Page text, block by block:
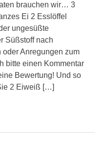
brauchen wir… 3
Ei 2 Esslöffel
ungesüßte
Süßstoff nach
Anregungen zum
bitte einen Kommentar
Bewertung! Und so
2 Eiweiß […]